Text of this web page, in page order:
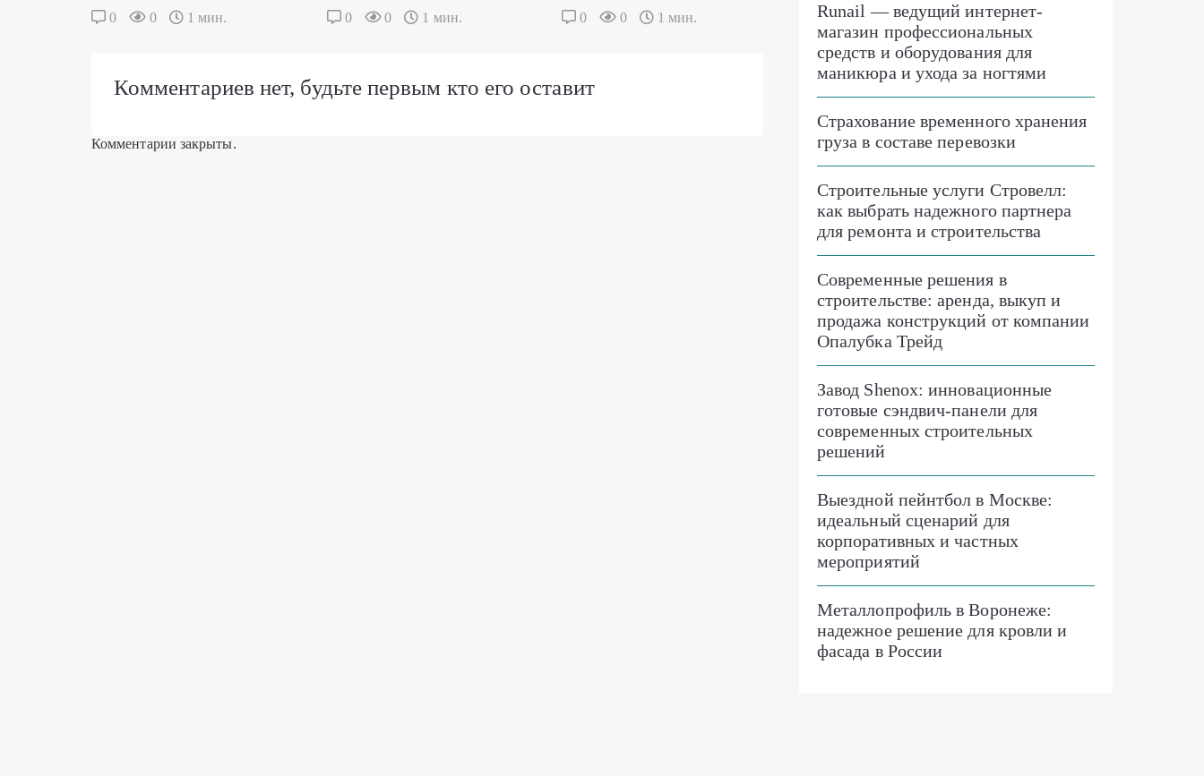
0 0 1 мин. 0 0 1 мин. 0 0 1 мин.
Комментариев нет, будьте первым кто его оставит
Комментарии закрыты.
Runail — ведущий интернет-
магазин профессиональных
средств и оборудования для
маникюра и ухода за ногтями
Страхование временного хранения
груза в составе перевозки
Строительные услуги Стровелл:
как выбрать надежного партнера
для ремонта и строительства
Современные решения в
строительстве: аренда, выкуп и
продажа конструкций от компании
Опалубка Трейд
Завод Shenox: инновационные
готовые сэндвич-панели для
современных строительных
решений
Выездной пейнтбол в Москве:
идеальный сценарий для
корпоративных и частных
мероприятий
Металлопрофиль в Воронеже:
надежное решение для кровли и
фасада в России